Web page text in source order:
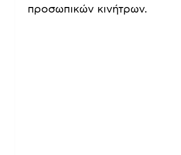
προσωπικών κινήτρων.